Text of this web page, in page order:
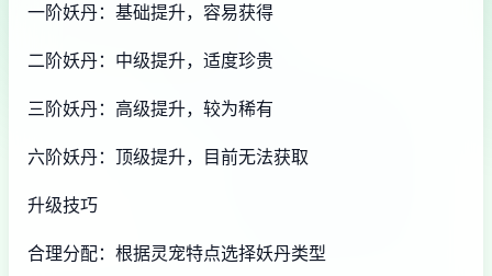
一阶妖丹：基础提升，容易获得
二阶妖丹：中级提升，适度珍贵
三阶妖丹：高级提升，较为稀有
六阶妖丹：顶级提升，目前无法获取
升级技巧
合理分配：根据灵宠特点选择妖丹类型